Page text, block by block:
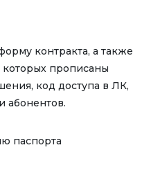
контракта, а также
прописаны
код доступа в ЛК,
абонентов.
паспорта